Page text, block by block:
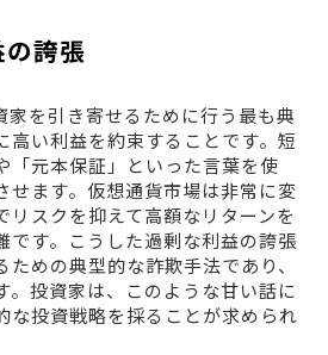
誇張
を引き寄せるために行う最も典
高い利益を約束することです。短
「元本保証」といった言葉を使
せます。仮想通貨市場は非常に変
リスクを抑えて高額なリターンを
です。こうした過剰な利益の誇張
めの典型的な詐欺手法であり、
。投資家は、このような甘い話に
な投資戦略を採ることが求められ